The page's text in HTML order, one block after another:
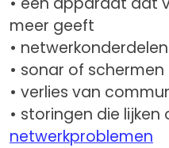
meer geeft
•
• sonar of
• verlies van
• storingen die
netwerkproblemen